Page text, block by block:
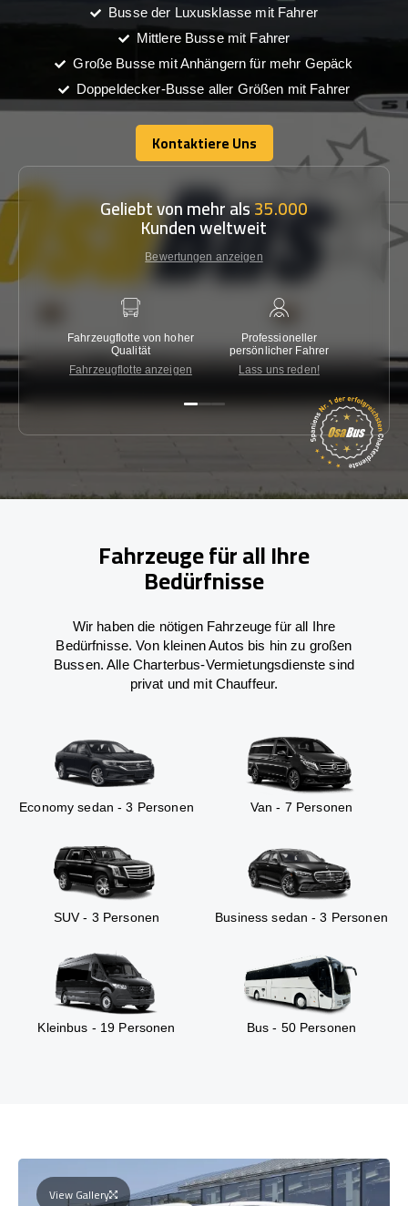
Busse der Luxusklasse mit Fahrer
Mittlere Busse mit Fahrer
Große Busse mit Anhängern für mehr Gepäck
Doppeldecker-Busse aller Größen mit Fahrer
Kontaktiere Uns
Kontaktiere Uns
Geliebt von mehr als35.000
Kunden weltweit
Bewertungen anzeigen
Fahrzeugflotte von hoher
Qualität
Fahrzeugflotte anzeigen
Professioneller
persönlicher Fahrer
Lass uns reden!
Fahrzeuge für all Ihre
Bedürfnisse
Wir haben die nötigen Fahrzeuge für all Ihre
Bedürfnisse. Von kleinen Autos bis hin zu großen
Bussen. Alle Charterbus-Vermietungsdienste sind
privat und mit Chauffeur.
Economy sedan - 3 Personen Van - 7 Personen
SUV - 3 Personen Business sedan - 3 Personen
Kleinbus - 19 Personen Bus - 50 Personen
View Gallery